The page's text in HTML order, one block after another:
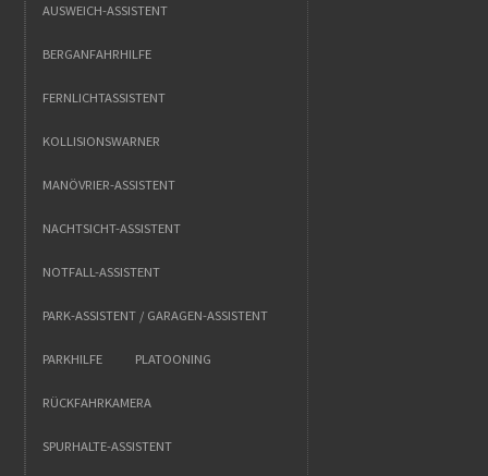
AUSWEICH-ASSISTENT
BERGANFAHRHILFE
FERNLICHTASSISTENT
KOLLISIONSWARNER
MANÖVRIER-ASSISTENT
NACHTSICHT-ASSISTENT
NOTFALL-ASSISTENT
PARK-ASSISTENT / GARAGEN-ASSISTENT
PARKHILFE PLATOONING
RÜCKFAHRKAMERA
SPURHALTE-ASSISTENT